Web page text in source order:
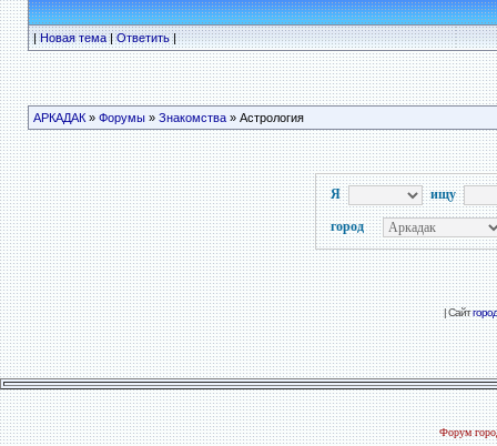
|Новая тема|Ответить|
АРКАДАК» Форумы» Знакомства» Астрология
Я ищу
город
| Сайт
Форум